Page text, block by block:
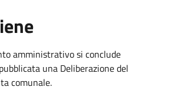
amministrativo si conclude
una Deliberazione del
comunale.